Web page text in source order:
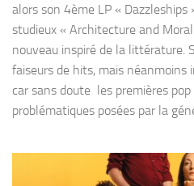
alors son 4ème LP «
studieux « Architecture and
nouveau inspiré de la littérature.
faiseurs de hits, mais
car sans doute les premières
problématiques posées par la